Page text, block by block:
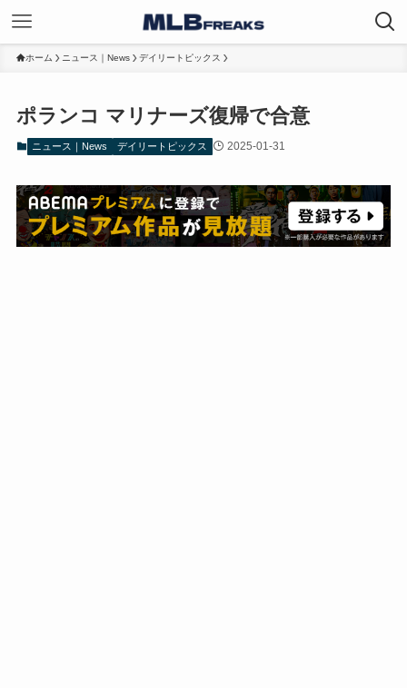
ホーム ニュース｜News デイリートピックス
ポランコ マリナーズ復帰で合意
ニュース｜News デイリートピックス 2025-01-31